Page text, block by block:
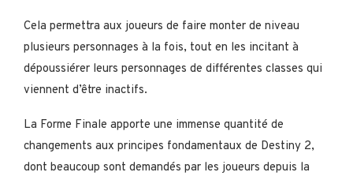
Cela permettra aux joueurs de faire monter de niveau
plusieurs personnages à la fois, tout en les incitant à
dépoussiérer leurs personnages de différentes classes qui
viennent d’être inactifs.
La Forme Finale apporte une immense quantité de
changements aux principes fondamentaux de Destiny 2,
dont beaucoup sont demandés par les joueurs depuis la